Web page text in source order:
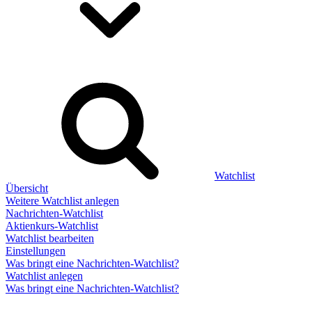
Watchlist
Übersicht
Weitere Watchlist anlegen
Nachrichten-Watchlist
Aktienkurs-Watchlist
Watchlist bearbeiten
Einstellungen
Was bringt eine Nachrichten-Watchlist?
Watchlist anlegen
Was bringt eine Nachrichten-Watchlist?